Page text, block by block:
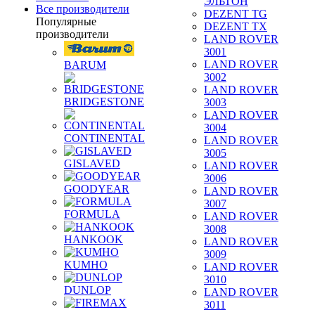
Все производители
Популярные
производители
BARUM
BRIDGESTONE
CONTINENTAL
GISLAVED
GOODYEAR
FORMULA
HANKOOK
KUMHO
DUNLOP
DEZENT TG
DEZENT TX
LAND ROVER
3001
LAND ROVER
3002
LAND ROVER
3003
LAND ROVER
3004
LAND ROVER
3005
LAND ROVER
3006
LAND ROVER
3007
LAND ROVER
3008
LAND ROVER
3009
LAND ROVER
3010
LAND ROVER
3011